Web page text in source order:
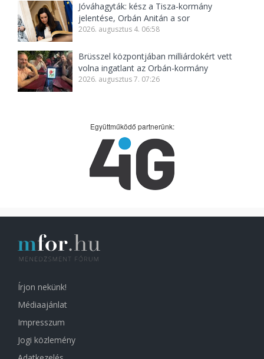
Jóváhagyták: kész a Tisza-kormány
jelentése, Orbán Anitán a sor
2026. augusztus 4. 06:58
Brüsszel központjában milliárdokért vett
volna ingatlant az Orbán-kormány
2026. augusztus 7. 07:26
Együttműködő partnerünk:
Írjon nekünk!
Médiaajánlat
Impresszum
Jogi közlemény